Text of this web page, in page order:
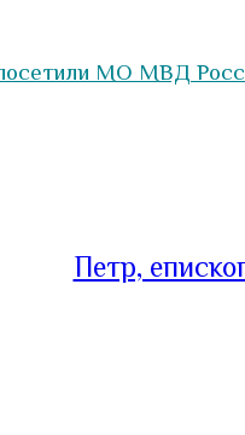
МО МВД
Петр,